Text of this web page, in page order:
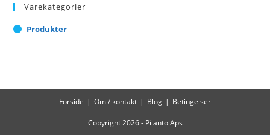
Varekategorier
Produkter
Forside Om / kontakt Blog Betingelser
Copyright 2026 - Pilanto Aps